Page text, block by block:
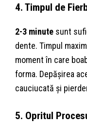
4. Timpul de
2-3 minute sunt
dente. Timpul
moment în care
forma. Depășirea
cauciucată și
5. Opritul